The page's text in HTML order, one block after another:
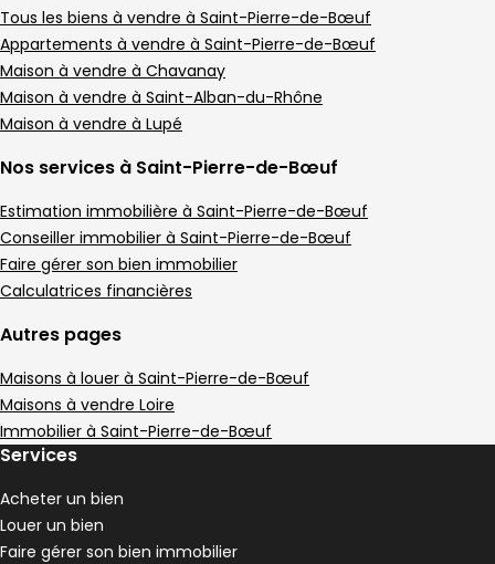
280 000 €
Maclas - 42520
Maison • 5 pièces • 116 m²
DPE :
D 4 chambres
,
Terrain 286 m²
,
80 m² Saint-Pierre-de-Bœuf
Aller à l'image1
Aller à l'image2
Aller à l'image3
Aller à l'image4
Tous les biens à vendre à Saint-Pierre-de-Bœuf
Appartements à vendre à Saint-Pierre-de-Bœuf
Maison à vendre à Chavanay
Maison à vendre à Saint-Alban-du-Rhône
Maison à vendre à Lupé
Nos services à Saint-Pierre-de-Bœuf
Estimation immobilière à Saint-Pierre-de-Bœuf
Conseiller immobilier à Saint-Pierre-de-Bœuf
Faire gérer son bien immobilier
Calculatrices financières
Autres pages
Maisons à louer à Saint-Pierre-de-Bœuf
Maisons à vendre Loire
Immobilier à Saint-Pierre-de-Bœuf
Services
Acheter un bien
Louer un bien
Faire gérer son bien immobilier